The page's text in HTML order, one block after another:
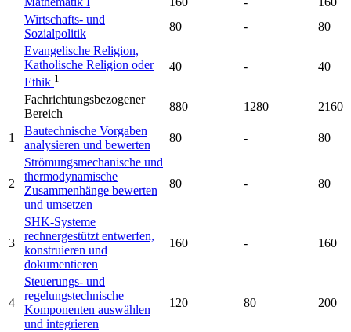
Wirtschafts- und
Sozialpolitik
80 -
80
Evangelische Religion,
Katholische Religion oder
Ethik 1
40 - 40
Fachrichtungsbezogener
Bereich
880 1280 2160
1
Bautechnische Vorgaben
analysieren und bewerten
80 - 80
2
Strömungsmechanische und
thermodynamische
Zusammenhänge bewerten
und umsetzen
80 - 80
3
SHK-Systeme
rechnergestützt entwerfen,
konstruieren und
dokumentieren
160 - 160
4
Steuerungs- und
regelungstechnische
Komponenten auswählen
und integrieren
120 80 200